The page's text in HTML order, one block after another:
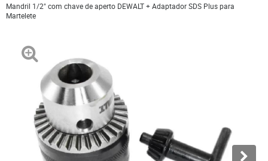
Mandril 1/2" com chave de aperto DEWALT + Adaptador SDS Plus para
Martelete